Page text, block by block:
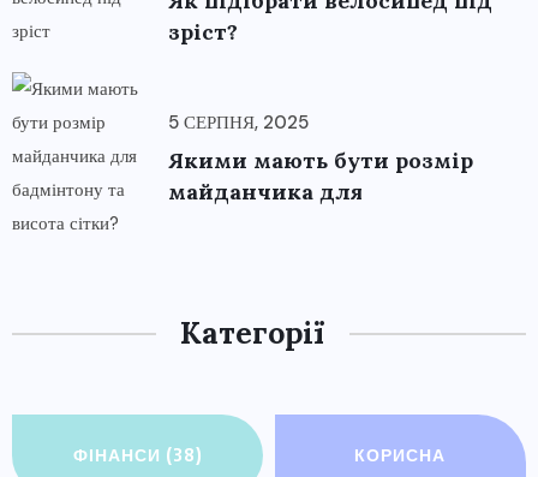
зріст?
5 СЕРПНЯ, 2025
Якими мають бути розмір
майданчика для
Категорії
ФІНАНСИ (38)
КОРИСНА